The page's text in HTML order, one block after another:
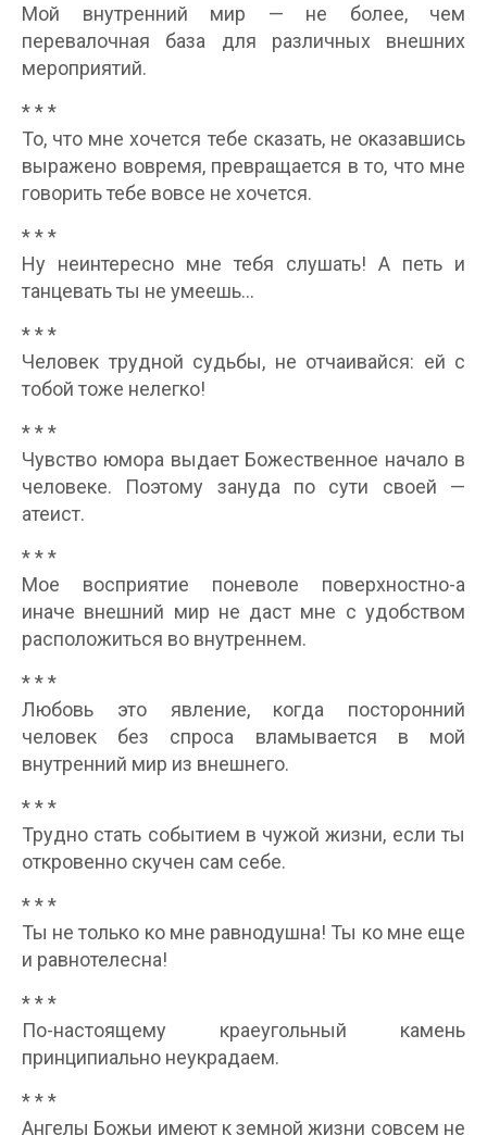
Мой внутренний мир — не более, чем
перевалочная база для различных внешних
мероприятий.
* * *
То, что мне хочется тебе сказать, не оказавшись
выражено вовремя, превращается в то, что мне
говорить тебе вовсе не хочется.
* * *
Ну неинтересно мне тебя слушать! А петь и
танцевать ты не умеешь…
* * *
Человек трудной судьбы, не отчаивайся: ей с
тобой тоже нелегко!
* * *
Чувство юмора выдает Божественное начало в
человеке. Поэтому зануда по сути своей —
атеист.
* * *
Мое восприятие поневоле поверхностно-а
иначе внешний мир не даст мне с удобством
расположиться во внутреннем.
* * *
Любовь это явление, когда посторонний
человек без спроса вламывается в мой
внутренний мир из внешнего.
* * *
Трудно стать событием в чужой жизни, если ты
откровенно скучен сам себе.
* * *
Ты не только ко мне равнодушна! Ты ко мне еще
и равнотелесна!
* * *
По-настоящему краеугольный камень
принципиально неукрадаем.
* * *
Ангелы Божьи имеют к земной жизни совсем не